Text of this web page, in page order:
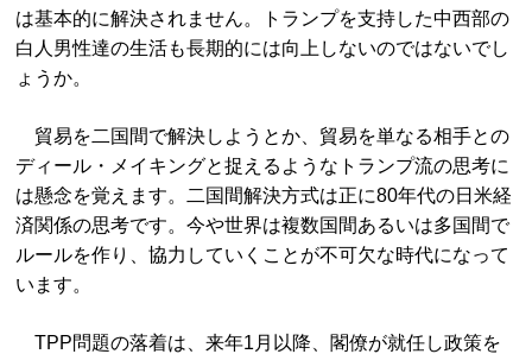
は基本的に解決されません。トランプを支持した中西部の
白人男性達の生活も長期的には向上しないのではないでし
ょうか。
貿易を二国間で解決しようとか、貿易を単なる相手との
ディール・メイキングと捉えるようなトランプ流の思考に
は懸念を覚えます。二国間解決方式は正に80年代の日米経
済関係の思考です。今や世界は複数国間あるいは多国間で
ルールを作り、協力していくことが不可欠な時代になって
います。
TPP問題の落着は、来年1月以降、閣僚が就任し政策を